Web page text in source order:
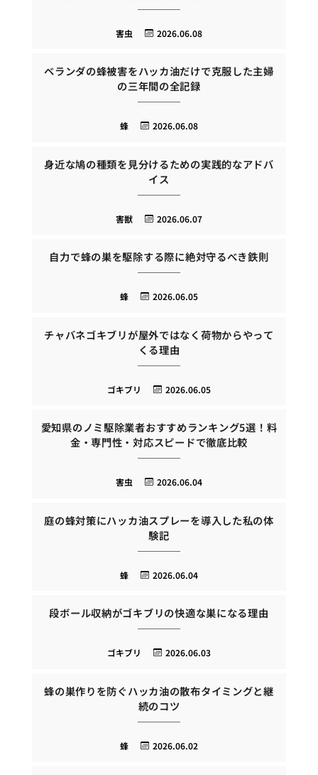
2026.06.08
害虫
ベランダの蜂被害をハッカ油だけで克服した主婦
の三年間の全記録
2026.06.08
蜂
身近な鳩の種類を見分けるための実践的なアドバ
イス
2026.06.07
害獣
自力で蜂の巣を駆除する際に絶対守るべき鉄則
2026.06.05
蜂
チャバネゴキブリが屋外ではなく荷物からやって
くる理由
2026.06.05
ゴキブリ
愛知県のノミ駆除業者おすすめランキング5選！料
金・専門性・対応スピードで徹底比較
2026.06.04
害虫
庭の蜂対策にハッカ油スプレーを導入した私の体
験記
2026.06.04
蜂
段ボール収納がゴキブリの快適な巣になる理由
2026.06.03
ゴキブリ
蜂の巣作りを防ぐハッカ油の散布タイミングと継
続のコツ
2026.06.02
蜂